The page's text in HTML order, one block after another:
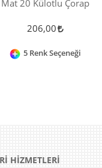
Mat 20 Külotlu Çorap
206,00
5 Renk Seçeneği
HİZMETLERİ